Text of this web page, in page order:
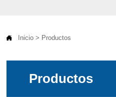
 Inicio > Productos
Productos